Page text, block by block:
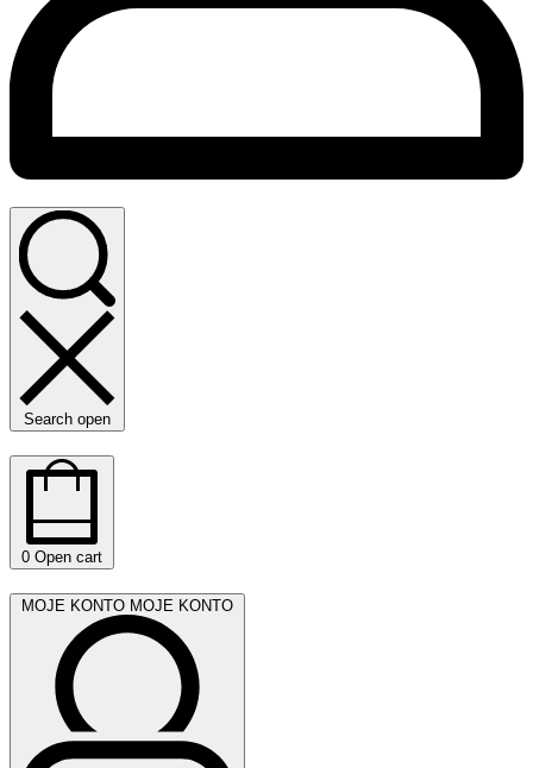
Search open
0 Open cart
MOJE KONTO MOJE KONTO